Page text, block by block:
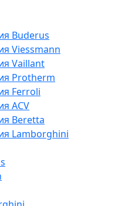
Buderus
Viessmann
Vaillant
Protherm
Ferroli
ACV
Beretta
Lamborghini